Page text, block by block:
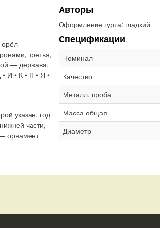
орёл
третья,
— держава.
И • К • П • Я •
указан: год
части,
орнамент
Авторы
Оформление гурта: гладкий
Спецификации
Номинал
Качество
Металл, проба
Масса общая
Диаметр